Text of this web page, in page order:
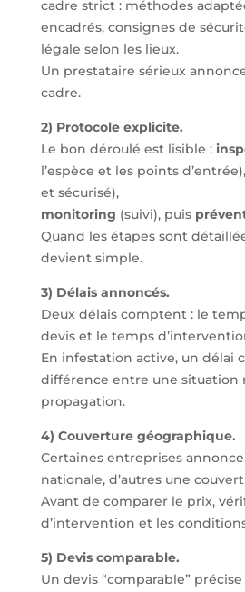
cadre strict : méthodes
encadrés, consignes de
légale selon les lieux.
Un prestataire sérieux
cadre.
2) Protocole explicite.
Le bon déroulé est lisible :
l’espèce et les points d’entrée),
et sécurisé),
monitoring (suivi), puis
Quand les étapes sont
devient simple.
3) Délais annoncés.
Deux délais comptent : le
devis et le temps
En infestation active, un délai
différence entre une situation
propagation.
4) Couverture géographique.
Certaines entreprises
nationale, d’autres une
Avant de comparer le prix,
d’intervention et les
5) Devis comparable.
Un devis “comparable”